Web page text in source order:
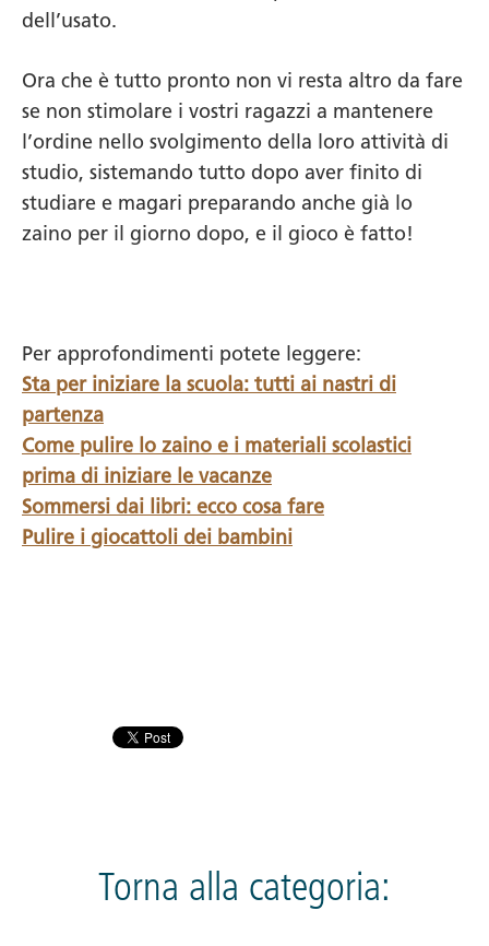
dell’usato.
Ora che è tutto pronto non vi resta altro da fare
se non stimolare i vostri ragazzi a mantenere
l’ordine nello svolgimento della loro attività di
studio, sistemando tutto dopo aver finito di
studiare e magari preparando anche già lo
zaino per il giorno dopo, e il gioco è fatto!
Per approfondimenti potete leggere:
Sta per iniziare la scuola: tutti ai nastri di
partenza
Come pulire lo zaino e i materiali scolastici
prima di iniziare le vacanze
Sommersi dai libri: ecco cosa fare
Pulire i giocattoli dei bambini
Torna alla categoria: